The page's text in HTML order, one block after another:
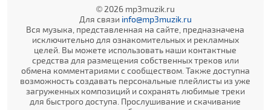
© 2026 mp3muzik.ru
Для связи info@mp3muzik.ru
Вся музыка, представленная на сайте, предназначена
исключительно для ознакомительных и рекламных
целей. Вы можете использовать наши контактные
средства для размещения собственных треков или
обмена комментариями с сообществом. Также доступна
возможность создавать персональные плейлисты из уже
загруженных композиций и сохранять любимые треки
для быстрого доступа. Прослушивание и скачивание